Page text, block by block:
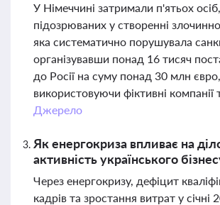
У Німеччині затримали п'ятьох осіб,
підозрюваних у створенні
яка систематично порушувала
організувавши понад 16 тисяч
до Росії на суму понад 30 млн євро,
використовуючи фіктивні компанії
Джерело
Як енергокриза впливає на
активність українського
Через енергокризу, дефіцит
кадрів та зростання витрат у січні